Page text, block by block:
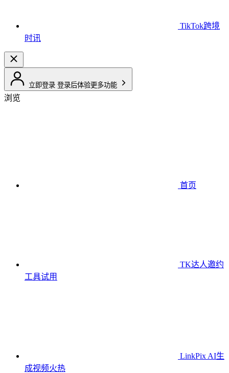
TikTok跨境
时讯
立即登录 登录后体验更多功能
浏览
首页
TK达人邀约
工具试用
LinkPix AI生
成视频火热